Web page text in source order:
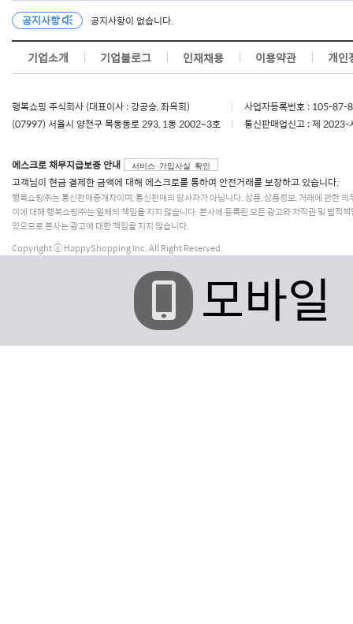
공지사항 공지사항이 없습니다.
기업소개 기업블로그 인재채용 이용약관 개인
행복쇼핑 주식회사 (대표이사 : 강공승, 좌옥희)
(07997) 서울시 양천구 목동동로 293, 1동 2002~3호
사업자등록번호 : 105-
통신판매업신고 : 제
에스크로 채무지급보증 안내 서비스 가입사실 확인
고객님이 현금 결제한 금액에 대해 에스크로를 통하여 안전거래를 보장하고 있습니다.
행복쇼핑㈜는 통신판매중개자이며, 통신판매의 당사자가 아닙니다. 상품, 상품정보, 거래에 관한
이에 대해 행복쇼핑㈜는 일체의 책임을 지지 않습니다. 본사에 등록된 모든 광고와 저작권 및 법적
있으므로 본사는 광고에 대한 책임을 지지 않습니다.
Copyright ⓒ HappyShopping Inc. All Right Reserved.